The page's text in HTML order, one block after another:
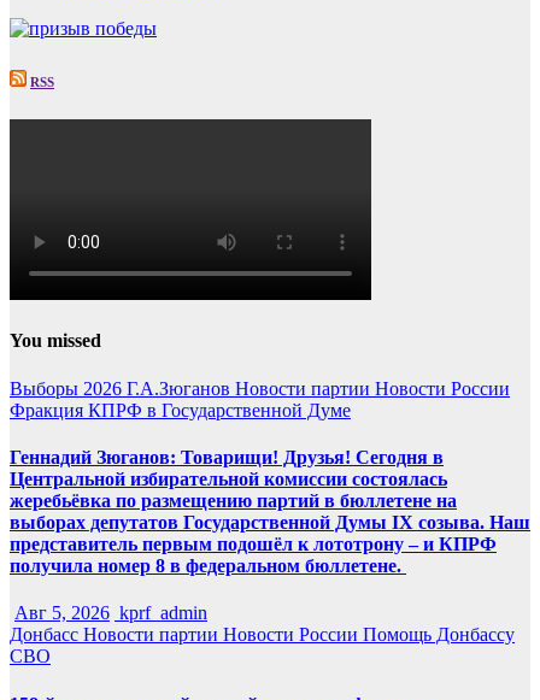
RSS
You missed
Выборы 2026 Г.А.Зюганов Новости партии Новости России
Фракция КПРФ в Государственной Думе
Геннадий Зюганов: Товарищи! Друзья! Сегодня в
Центральной избирательной комиссии состоялась
жеребьёвка по размещению партий в бюллетене на
выборах депутатов Государственной Думы IX созыва. Наш
представитель первым подошёл к лототрону – и КПРФ
получила номер 8 в федеральном бюллетене.
Авг 5, 2026 kprf_admin
Донбасс Новости партии Новости России Помощь Донбассу
СВО